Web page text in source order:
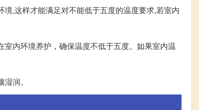
,这样才能满足对不能低于五度的温度要求,若室内
内环境养护，确保温度不低于五度。如果室内温
润。